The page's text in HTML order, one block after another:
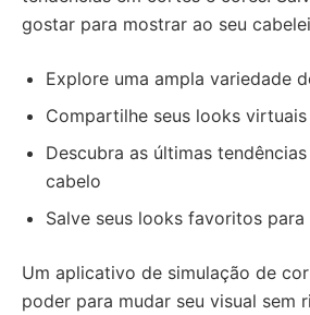
gostar para mostrar ao seu
Explore uma ampla variedade
Compartilhe seus looks
Descubra as últimas
cabelo
Salve seus looks favoritos
Um aplicativo de simulação de
poder para mudar seu visual sem